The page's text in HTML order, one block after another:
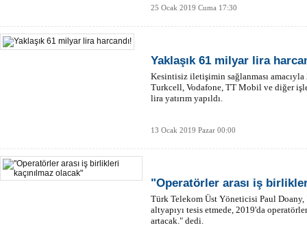
25 Ocak 2019 Cuma 17:30
Yaklaşık 61 milyar lira
Kesintisiz iletişimin sağlanması
Turkcell, Vodafone, TT Mobil ve diğer
lira yatırım yapıldı.
13 Ocak 2019 Pazar 00:00
"Operatörler arası iş
Türk Telekom Üst Yöneticisi Paul
altyapıyı tesis etmede, 2019'da
artacak." dedi.